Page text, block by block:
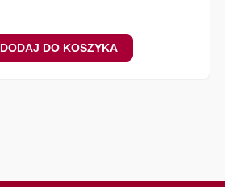
DODAJ DO KOSZYKA